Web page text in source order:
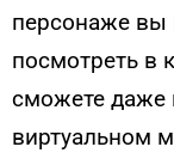
персонаже вы
посмотреть в
сможете даже
виртуальном